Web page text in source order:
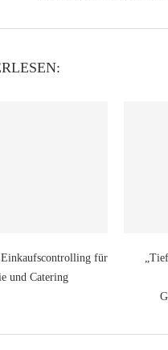
für
und Catering